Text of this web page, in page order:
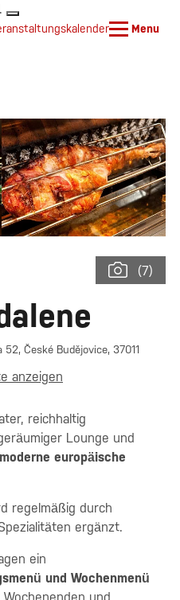
Menu
(7)
České Budějovice, 37011
anzeigen
reichhaltig
Lounge und
moderne europäische
regelmäßig durch
ergänzt.
ein
und Wochenmenü